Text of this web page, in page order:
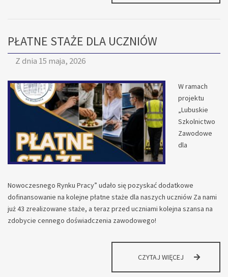
PŁATNE STAŻE DLA UCZNIÓW
Z dnia 15 maja, 2026
W ramach
projektu
„Lubuskie
Szkolnictwo
Zawodowe
dla
Nowoczesnego Rynku Pracy” udało się pozyskać dodatkowe
dofinansowanie na kolejne płatne staże dla naszych uczniów Za nami
już 43 zrealizowane staże, a teraz przed uczniami kolejna szansa na
zdobycie cennego doświadczenia zawodowego!
CZYTAJ WIĘCEJ PŁATNE